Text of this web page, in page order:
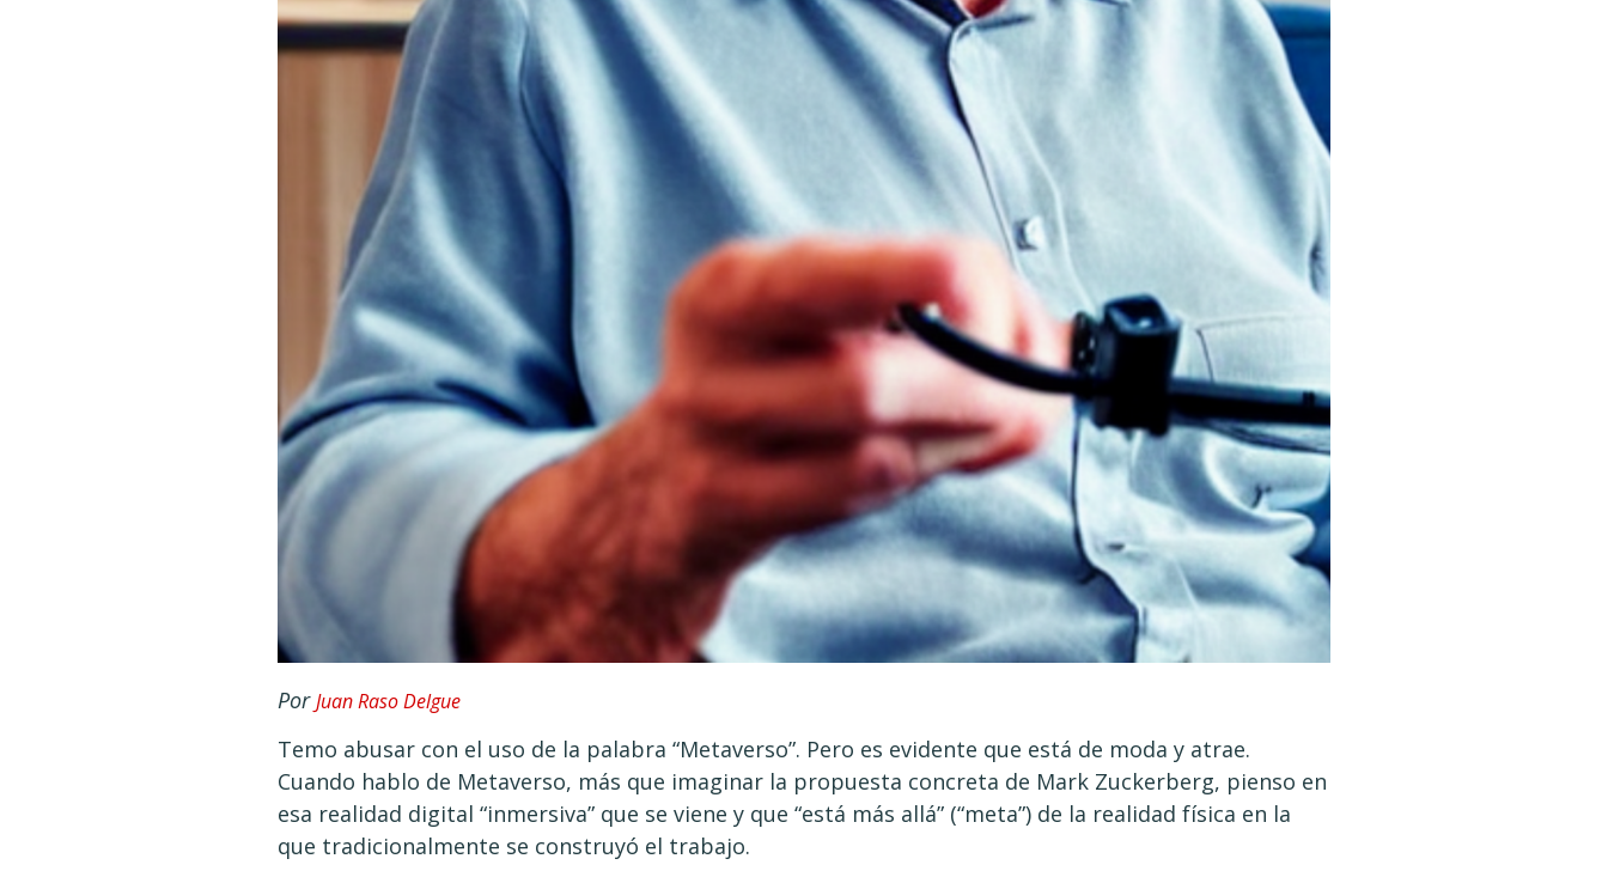
PorJuan Raso Delgue
Temo abusar con el uso de la palabra “Metaverso”. Pero es evidente que está de moda y atrae.
Cuando hablo de Metaverso, más que imaginar la propuesta concreta de Mark Zuckerberg, pienso en
esa realidad digital “inmersiva” que se viene y que “está más allá” (“meta”) de la realidad física en la
que tradicionalmente se construyó el trabajo.